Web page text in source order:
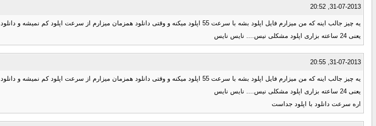
31-07-2013, 20:52
یه چیز جالب اینه که من میزارم فایل اپلود بشه با سرعت 55 اپلود میکنه و وقتی دانلود همزمان میزارم از سرعت اپلود کم نمیشه و دانلود هم با سرعت 62 انجام میده ....
یعنی 24 ساعته بزاری اپلود مشکلی نیس.... نایس نایس
31-07-2013, 20:55
یه چیز جالب اینه که من میزارم فایل اپلود بشه با سرعت 55 اپلود میکنه و وقتی دانلود همزمان میزارم از سرعت اپلود کم نمیشه و دانلود هم با سرعت 62 انجام میده ....
یعنی 24 ساعته بزاری اپلود مشکلی نیس.... نایس نایس
اره سرعت دانلود با اپلود جداست